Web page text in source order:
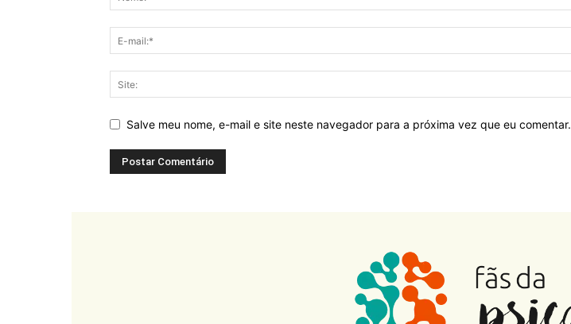
Salve meu nome, e-mail e site neste navegador para a próxima vez que eu comentar.